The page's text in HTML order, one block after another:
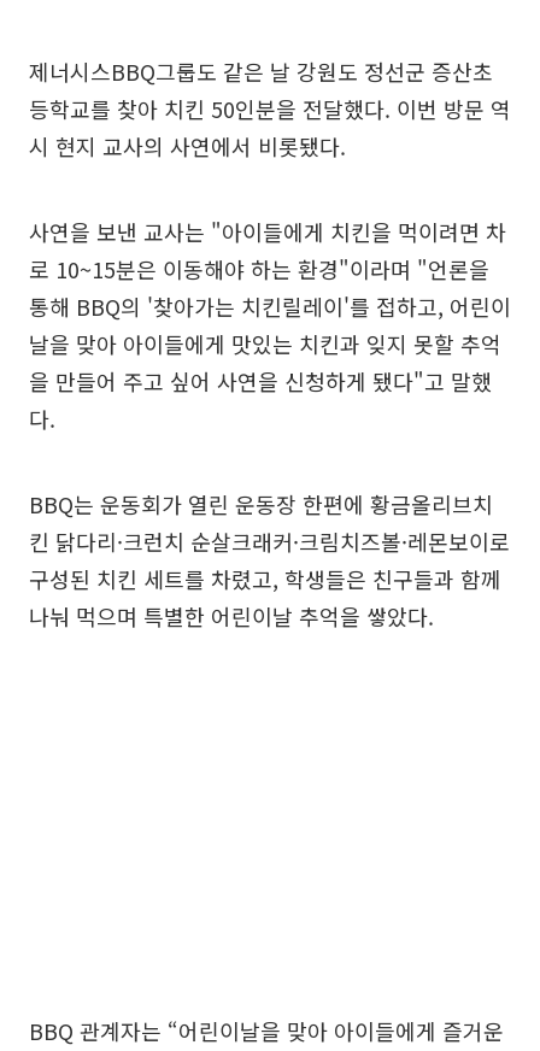
제너시스BBQ그룹도 같은 날 강원도 정선군 증산초
등학교를 찾아 치킨 50인분을 전달했다. 이번 방문 역
시 현지 교사의 사연에서 비롯됐다.
사연을 보낸 교사는 "아이들에게 치킨을 먹이려면 차
로 10~15분은 이동해야 하는 환경"이라며 "언론을
통해 BBQ의 '찾아가는 치킨릴레이'를 접하고, 어린이
날을 맞아 아이들에게 맛있는 치킨과 잊지 못할 추억
을 만들어 주고 싶어 사연을 신청하게 됐다"고 말했
다.
BBQ는 운동회가 열린 운동장 한편에 황금올리브치
킨 닭다리·크런치 순살크래커·크림치즈볼·레몬보이로
구성된 치킨 세트를 차렸고, 학생들은 친구들과 함께
나눠 먹으며 특별한 어린이날 추억을 쌓았다.
BBQ 관계자는 “어린이날을 맞아 아이들에게 즐거운